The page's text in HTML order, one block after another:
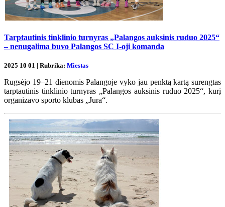
Tarptautinis tinklinio turnyras „Palangos auksinis ruduo 2025“
– nenugalima buvo Palangos SC I-oji komanda
2025 10 01 | Rubrika: Miestas
Rugsėjo 19–21 dienomis Palangoje vyko jau penktą kartą surengtas
tarptautinis tinklinio turnyras „Palangos auksinis ruduo 2025“, kurį
organizavo sporto klubas „Jūra“.